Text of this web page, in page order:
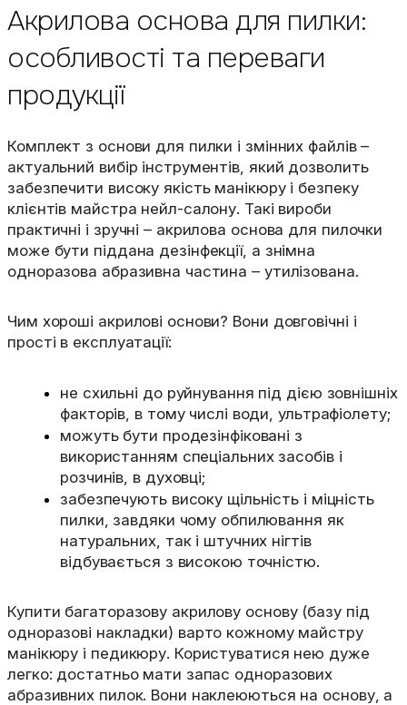
Акрилова основа для пилки:
особливості та переваги
продукції
Комплект з основи для пилки і змінних файлів –
актуальний вибір інструментів, який дозволить
забезпечити високу якість манікюру і безпеку
клієнтів майстра нейл-салону. Такі вироби
практичні і зручні – акрилова основа для пилочки
може бути піддана дезінфекції, а знімна
одноразова абразивна частина – утилізована.
Чим хороші акрилові основи? Вони довговічні і
прості в експлуатації:
не схильні до руйнування під дією зовнішніх
факторів, в тому числі води, ультрафіолету;
можуть бути продезінфіковані з
використанням спеціальних засобів і
розчинів, в духовці;
забезпечують високу щільність і міцність
пилки, завдяки чому обпилювання як
натуральних, так і штучних нігтів
відбувається з високою точністю.
Купити багаторазову акрилову основу (базу під
одноразові накладки) варто кожному майстру
манікюру і педикюру. Користуватися нею дуже
легко: достатньо мати запас одноразових
абразивних пилок. Вони наклеюються на основу, а